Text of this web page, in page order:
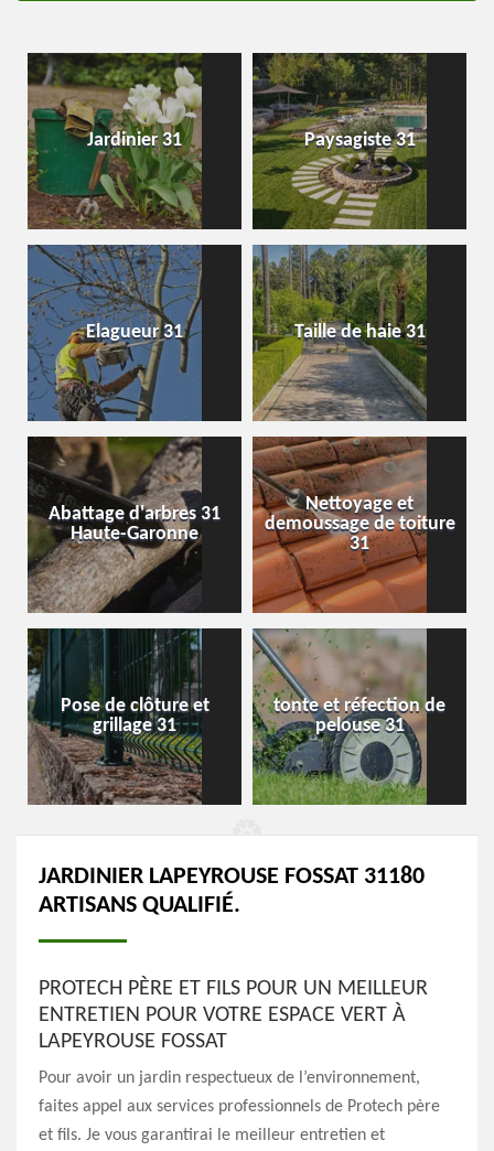
Jardinier 31 Paysagiste 31
Elagueur 31 Taille de haie 31
Abattage d'arbres 31
Haute-Garonne
Nettoyage et
demoussage de toiture
31
Pose de clôture et
grillage 31
tonte et réfection de
pelouse 31
JARDINIER LAPEYROUSE FOSSAT 31180
ARTISANS QUALIFIÉ.
PROTECH PÈRE ET FILS POUR UN MEILLEUR
ENTRETIEN POUR VOTRE ESPACE VERT À
LAPEYROUSE FOSSAT
Pour avoir un jardin respectueux de l’environnement,
faites appel aux services professionnels de Protech père
et fils. Je vous garantirai le meilleur entretien et